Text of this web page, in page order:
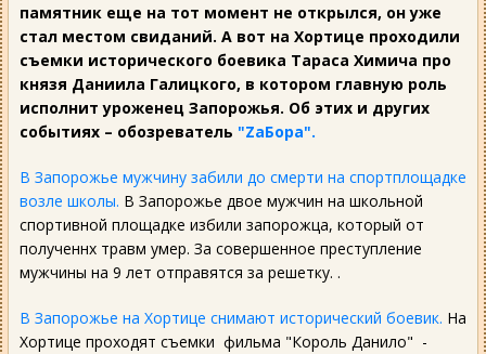
памятник еще на тот момент не открылся, он уже
стал местом свиданий. А вот на Хортице проходили
съемки исторического боевика Тараса Химича про
князя Даниила Галицкого, в котором главную роль
исполнит уроженец Запорожья. Об этих и других
событиях – обозреватель "ZаБора".
В Запорожье мужчину забили до смерти на спортплощадке
возле школы. В Запорожье двое мужчин на школьной
спортивной площадке избили запорожца, который от
полученнх травм умер. За совершенное преступление
мужчины на 9 лет отправятся за решетку. .
В Запорожье на Хортице снимают исторический боевик. На
Хортице проходят съемки фильма "Король Данило" -